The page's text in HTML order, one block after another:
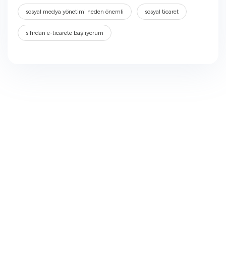
sosyal medya yönetimi neden önemli sosyal ticaret
sıfırdan e-ticarete başlıyorum